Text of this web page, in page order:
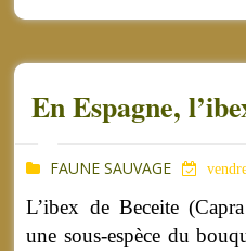
En Espagne,
FAUNE SAUVAGE
L’ibex de Beceite
une sous-espèce du